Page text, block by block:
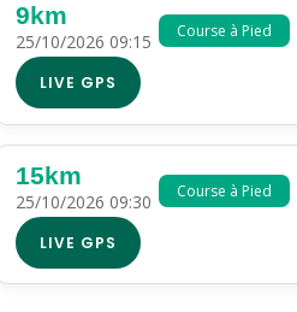
Course à Pied
9km
25/10/2026 09:15
LIVE GPS
Course à Pied
15km
25/10/2026 09:30
LIVE GPS